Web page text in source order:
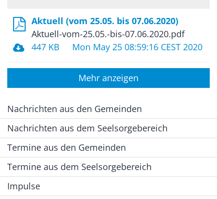
Aktuell (vom 25.05. bis 07.06.2020)
Aktuell-vom-25.05.-bis-07.06.2020.pdf
447 KB
Mon May 25 08:59:16 CEST 2020
Mehr anzeigen
Nachrichten aus den Gemeinden
Nachrichten aus dem Seelsorgebereich
Termine aus den Gemeinden
Termine aus dem Seelsorgebereich
Impulse